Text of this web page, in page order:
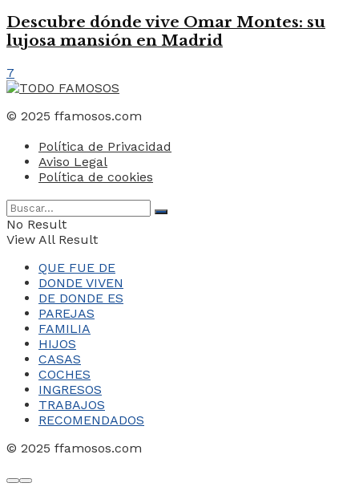
Descubre dónde vive Omar Montes: su
lujosa mansión en Madrid
7
© 2025 ffamosos.com
Política de Privacidad
Aviso Legal
Política de cookies
No Result
View All Result
QUE FUE DE
DONDE VIVEN
DE DONDE ES
PAREJAS
FAMILIA
HIJOS
CASAS
COCHES
INGRESOS
TRABAJOS
RECOMENDADOS
© 2025 ffamosos.com